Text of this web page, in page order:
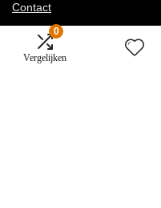
0
Vergelijken
Contact
Klantenservice
Over ons